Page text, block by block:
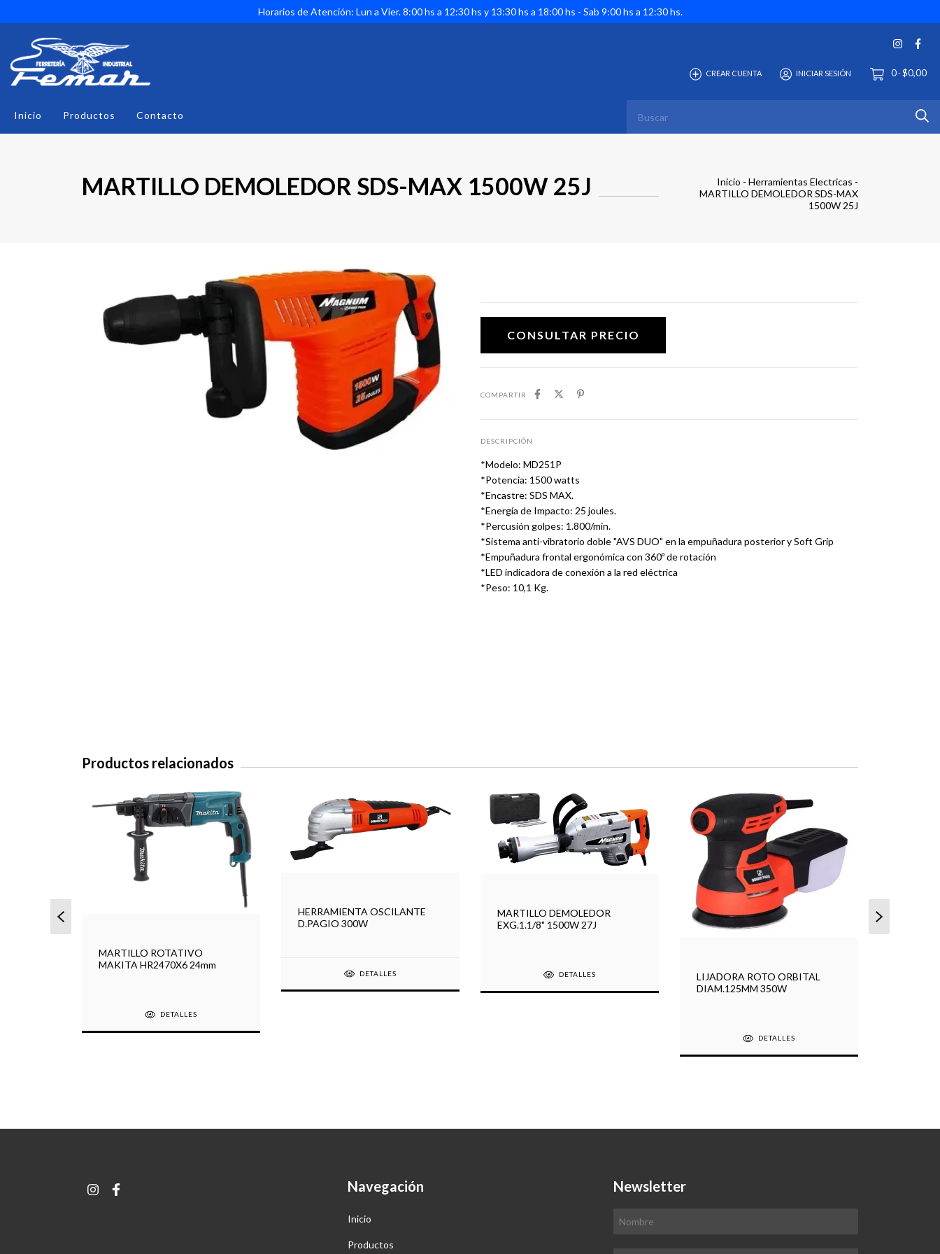
Horarios de Atención: Lun a Vier. 8:00 hs a 12:30 hs y 13:30 hs a 18:00 hs - Sab 9:00 hs a 12:30 hs.
CREAR CUENTA INICIAR SESIÓN 0-$0,00
Inicio Productos Contacto
MARTILLO DEMOLEDOR SDS-MAX 1500W 25J Inicio - Herramientas Electricas -
MARTILLO DEMOLEDOR SDS-MAX
1500W 25J
COMPARTIR
DESCRIPCIÓN
*Modelo: MD251P
*Potencia: 1500 watts
*Encastre: SDS MAX.
*Energía de Impacto: 25 joules.
*Percusión golpes: 1.800/min.
*Sistema anti-vibratorio doble "AVS DUO" en la empuñadura posterior y Soft Grip
*Empuñadura frontal ergonómica con 360º de rotación
*LED indicadora de conexión a la red eléctrica
*Peso: 10,1 Kg.
Productos relacionados
MARTILLO ROTATIVO
MAKITA HR2470X6 24mm
DETALLES
HERRAMIENTA OSCILANTE
D.PAGIO 300W
DETALLES
MARTILLO DEMOLEDOR
EXG.1.1/8" 1500W 27J
DETALLES
LIJADORA ROTO ORBITAL
DIAM.125MM 350W
DETALLES
Navegación
Inicio
Productos
Newsletter